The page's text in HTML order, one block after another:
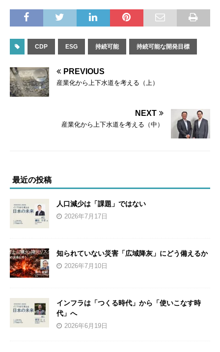
CDP ESG 持続可能 持続可能な開発目標
PREVIOUS
産業化から上下水道を考える（上）
NEXT
産業化から上下水道を考える（中）
最近の投稿
人口減少は「課題」ではない
2026年7月17日
知られていない災害「広域降灰」にどう備えるか
2026年7月10日
インフラは「つくる時代」から「使いこなす時
代」へ
2026年6月19日